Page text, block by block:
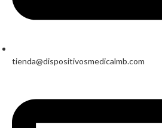
tienda@dispositivosmedicalmb.com